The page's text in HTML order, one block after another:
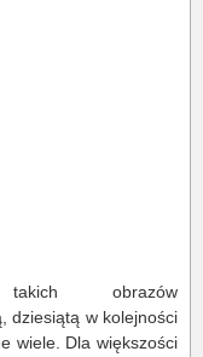
obrazów
dziesiątą w kolejności
wiele. Dla większości